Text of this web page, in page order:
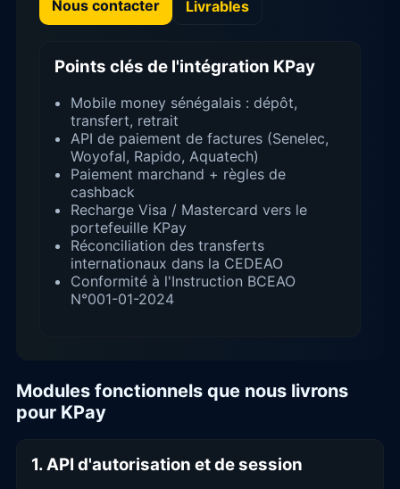
Nous contacter Livrables
Points clés de l'intégration KPay
Mobile money sénégalais : dépôt,
transfert, retrait
API de paiement de factures (Senelec,
Woyofal, Rapido, Aquatech)
Paiement marchand + règles de
cashback
Recharge Visa / Mastercard vers le
portefeuille KPay
Réconciliation des transferts
internationaux dans la CEDEAO
Conformité à l'Instruction BCEAO
N°001-01-2024
Modules fonctionnels que nous livrons
pour KPay
1. API d'autorisation et de session